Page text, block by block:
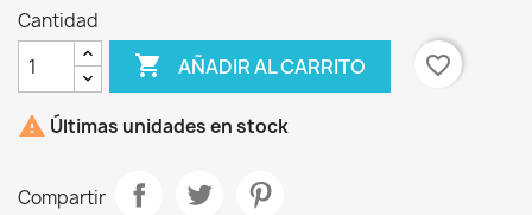
Cantidad
 AÑADIR AL CARRITO favorite_border
 Últimas unidades en stock
Compartir
Crear lista de deseos